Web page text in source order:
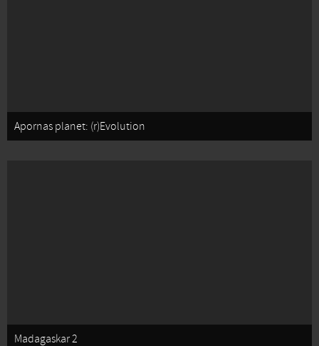
Apornas planet: (r)Evolution
Madagaskar 2